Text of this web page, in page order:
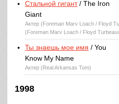
Стальной гигант/ The Iron
Giant
Актер (Foreman Marv Loach / Floyd
(Foreman Marv Loach / Floyd
Ты знаешь мое имя / You
Know My Name
Актер (Real Arkansas Tom)
1998